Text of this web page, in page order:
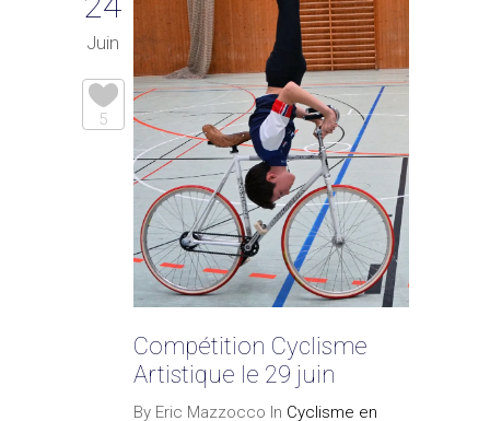
Juin
5
Compétition Cyclisme
Artistique le 29 juin
By Eric Mazzocco In Cyclisme en